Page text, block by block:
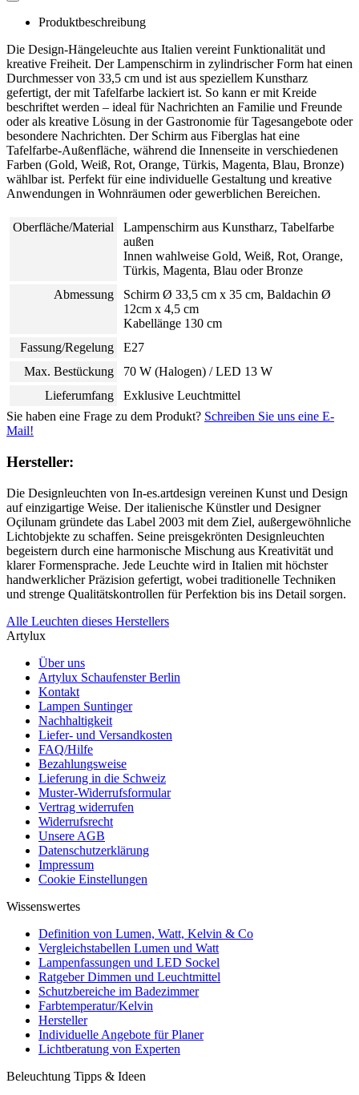
Produktbeschreibung
Die Design-Hängeleuchte aus Italien vereint Funktionalität und
kreative Freiheit. Der Lampenschirm in zylindrischer Form hat einen
Durchmesser von 33,5 cm und ist aus speziellem Kunstharz
gefertigt, der mit Tafelfarbe lackiert ist. So kann er mit Kreide
beschriftet werden – ideal für Nachrichten an Familie und Freunde
oder als kreative Lösung in der Gastronomie für Tagesangebote oder
besondere Nachrichten. Der Schirm aus Fiberglas hat eine
Tafelfarbe-Außenfläche, während die Innenseite in verschiedenen
Farben (Gold, Weiß, Rot, Orange, Türkis, Magenta, Blau, Bronze)
wählbar ist. Perfekt für eine individuelle Gestaltung und kreative
Anwendungen in Wohnräumen oder gewerblichen Bereichen.
Oberfläche/Material
Lampenschirm aus Kunstharz, Tabelfarbe
außen
Innen wahlweise Gold, Weiß, Rot, Orange,
Türkis, Magenta, Blau oder Bronze
Abmessung
Schirm Ø 33,5 cm x 35 cm, Baldachin Ø
12cm x 4,5 cm
Kabellänge 130 cm
Fassung/Regelung
E27
Max. Bestückung
70 W (Halogen) / LED 13 W
Lieferumfang
Exklusive Leuchtmittel
Sie haben eine Frage zu dem Produkt? Schreiben Sie uns eine E-
Mail!
Hersteller:
Die Designleuchten von In-es.artdesign vereinen Kunst und Design
auf einzigartige Weise. Der italienische Künstler und Designer
Oçilunam gründete das Label 2003 mit dem Ziel, außergewöhnliche
Lichtobjekte zu schaffen. Seine preisgekrönten Designleuchten
begeistern durch eine harmonische Mischung aus Kreativität und
klarer Formensprache. Jede Leuchte wird in Italien mit höchster
handwerklicher Präzision gefertigt, wobei traditionelle Techniken
und strenge Qualitätskontrollen für Perfektion bis ins Detail sorgen.
Alle Leuchten dieses Herstellers
Artylux
Über uns
Artylux Schaufenster Berlin
Kontakt
Lampen Suntinger
Nachhaltigkeit
Liefer- und Versandkosten
FAQ/Hilfe
Bezahlungsweise
Lieferung in die Schweiz
Muster-Widerrufsformular
Vertrag widerrufen
Widerrufsrecht
Unsere AGB
Datenschutzerklärung
Impressum
Cookie Einstellungen
Wissenswertes
Definition von Lumen, Watt, Kelvin & Co
Vergleichstabellen Lumen und Watt
Lampenfassungen und LED Sockel
Ratgeber Dimmen und Leuchtmittel
Schutzbereiche im Badezimmer
Farbtemperatur/Kelvin
Hersteller
Individuelle Angebote für Planer
Lichtberatung von Experten
Beleuchtung Tipps & Ideen